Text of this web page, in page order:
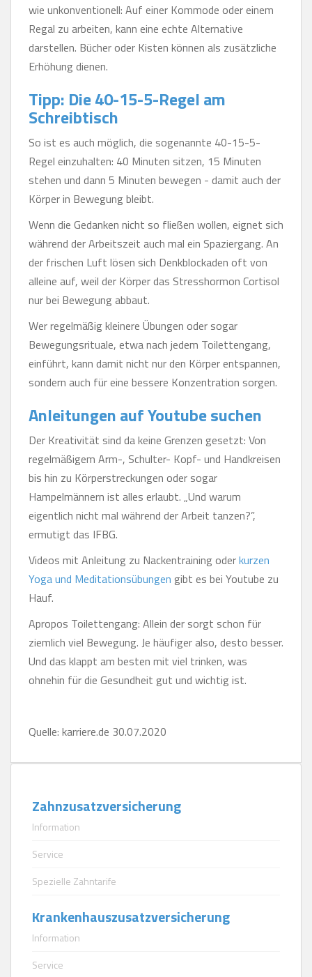
wie unkonventionell: Auf einer Kommode oder einem
Regal zu arbeiten, kann eine echte Alternative
darstellen. Bücher oder Kisten können als zusätzliche
Erhöhung dienen.
Tipp: Die 40-15-5-Regel am
Schreibtisch
So ist es auch möglich, die sogenannte 40-15-5-
Regel einzuhalten: 40 Minuten sitzen, 15 Minuten
stehen und dann 5 Minuten bewegen - damit auch der
Körper in Bewegung bleibt.
Wenn die Gedanken nicht so fließen wollen, eignet sich
während der Arbeitszeit auch mal ein Spaziergang. An
der frischen Luft lösen sich Denkblockaden oft von
alleine auf, weil der Körper das Stresshormon Cortisol
nur bei Bewegung abbaut.
Wer regelmäßig kleinere Übungen oder sogar
Bewegungsrituale, etwa nach jedem Toilettengang,
einführt, kann damit nicht nur den Körper entspannen,
sondern auch für eine bessere Konzentration sorgen.
Anleitungen auf Youtube suchen
Der Kreativität sind da keine Grenzen gesetzt: Von
regelmäßigem Arm-, Schulter- Kopf- und Handkreisen
bis hin zu Körperstreckungen oder sogar
Hampelmännern ist alles erlaubt. „Und warum
eigentlich nicht mal während der Arbeit tanzen?”,
ermutigt das IFBG.
Videos mit Anleitung zu Nackentraining oderkurzen
Yoga und Meditationsübungen gibt es bei Youtube zu
Hauf.
Apropos Toilettengang: Allein der sorgt schon für
ziemlich viel Bewegung. Je häufiger also, desto besser.
Und das klappt am besten mit viel trinken, was
ohnehin für die Gesundheit gut und wichtig ist.
Quelle: karriere.de 30.07.2020
Zahnzusatzversicherung
Information
Service
Spezielle Zahntarife
Krankenhauszusatzversicherung
Information
Service